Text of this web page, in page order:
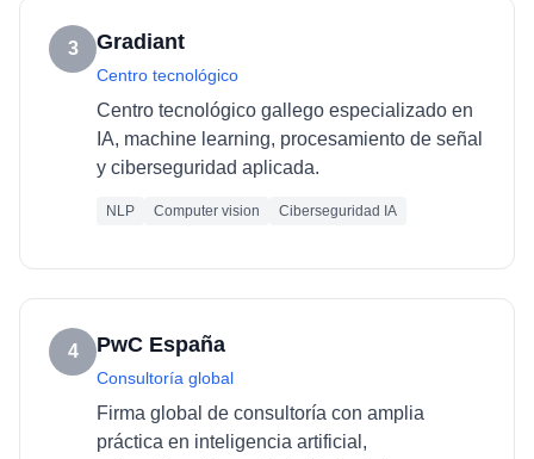
3 Gradiant
Centro tecnológico
Centro tecnológico gallego especializado en
IA, machine learning, procesamiento de señal
y ciberseguridad aplicada.
NLP Computer vision Ciberseguridad IA
4 PwC España
Consultoría global
Firma global de consultoría con amplia
práctica en inteligencia artificial,